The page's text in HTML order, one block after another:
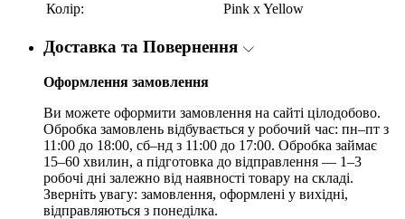
Колір:
Pink x Yellow
Доставка та Повернення
Оформлення замовлення
Ви можете оформити замовлення на сайті цілодобово.
Обробка замовлень відбувається у робочий час: пн–пт з
11:00 до 18:00, сб–нд з 11:00 до 17:00. Обробка займає
15–60 хвилин, а підготовка до відправлення — 1–3
робочі дні залежно від наявності товару на складі.
Зверніть увагу: замовлення, оформлені у вихідні,
відправляються з понеділка.